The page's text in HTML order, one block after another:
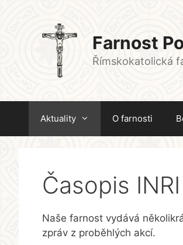
Farnost
Římskokatolická
Aktuality O farnosti
Časopis INRI
Naše farnost vydává
zpráv z proběhlých akcí.